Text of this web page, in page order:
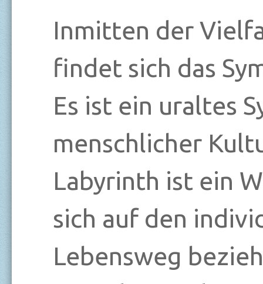
Inmitten der
findet sich das
Es ist ein uraltes
menschlicher
Labyrinth ist ein
sich auf den
Lebensweg